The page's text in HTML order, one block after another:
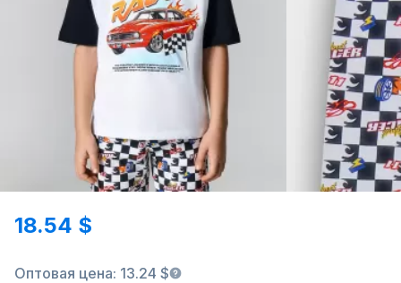
18.54 $
Оптовая цена: 13.24 $